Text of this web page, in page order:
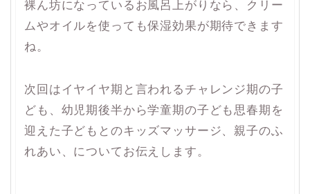
裸ん坊になっているお風呂上がりなら、クリー
ムやオイルを使っても保湿効果が期待できます
ね。
次回はイヤイヤ期と言われるチャレンジ期の子
ども、幼児期後半から学童期の子ども思春期を
迎えた子どもとのキッズマッサージ、親子のふ
れあい、についてお伝えします。